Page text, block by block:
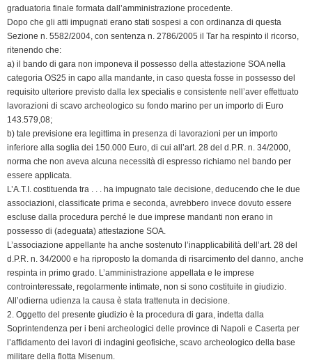
graduatoria finale formata dall’amministrazione procedente.
Dopo che gli atti impugnati erano stati sospesi a con ordinanza di questa
Sezione n. 5582/2004, con sentenza n. 2786/2005 il Tar ha respinto il ricorso,
ritenendo che:
a) il bando di gara non imponeva il possesso della attestazione SOA nella
categoria OS25 in capo alla mandante, in caso questa fosse in possesso del
requisito ulteriore previsto dalla lex specialis e consistente nell’aver effettuato
lavorazioni di scavo archeologico su fondo marino per un importo di Euro
143.579,08;
b) tale previsione era legittima in presenza di lavorazioni per un importo
inferiore alla soglia dei 150.000 Euro, di cui all’art. 28 del d.P.R. n. 34/2000,
norma che non aveva alcuna necessità di espresso richiamo nel bando per
essere applicata.
L’A.T.I. costituenda tra . . . ha impugnato tale decisione, deducendo che le due
associazioni, classificate prima e seconda, avrebbero invece dovuto essere
escluse dalla procedura perché le due imprese mandanti non erano in
possesso di (adeguata) attestazione SOA.
L’associazione appellante ha anche sostenuto l’inapplicabilità dell’art. 28 del
d.P.R. n. 34/2000 e ha riproposto la domanda di risarcimento del danno, anche
respinta in primo grado. L’amministrazione appellata e le imprese
controinteressate, regolarmente intimate, non si sono costituite in giudizio.
All’odierna udienza la causa è stata trattenuta in decisione.
2. Oggetto del presente giudizio è la procedura di gara, indetta dalla
Soprintendenza per i beni archeologici delle province di Napoli e Caserta per
l’affidamento dei lavori di indagini geofisiche, scavo archeologico della base
militare della flotta Misenum.